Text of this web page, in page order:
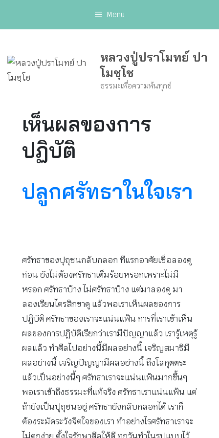
Menu
หลวงปู่ปราโมทย์ ปา
โมชฺโช
ธรรมะเพื่อความพ้นทุกข์
เห็นผลของการ
ปฏิบัติ
ปลูกศรัทธาในใจเรา
ศรัทธาของปุถุชนกลับกลอก ทีแรกอาศัยเชื่อลองดู
ก่อน ยังไม่ต้องศรัทธาเต็มร้อยหรอกเพราะไม่มี
หรอก ศรัทธาบ้าง ไม่ศรัทธาบ้าง แต่มาลองดู มา
ลองเรียนไตรสิกขาดู แล้วพอเราเห็นผลของการ
ปฏิบัติ ศรัทธาของเราจะแน่นแฟ้น การที่เราเข้าเห็น
ผลของการปฏิบัติเรียกว่าเรามีปัญญาแล้ว เรารู้เหตุรู้
ผลแล้ว ทำศีลไปอย่างนี้มีผลอย่างนี้ เจริญสมาธิมี
ผลอย่างนี้ เจริญปัญญามีผลอย่างนี้ ถึงโลกุตตระ
แล้วเป็นอย่างนี้ๆ ศรัทธาเราจะแน่นแฟ้นมากขึ้นๆ
พอเราเข้าถึงธรรมะที่แท้จริง ศรัทธาเราแน่นแฟ้น แต่
ถ้ายังเป็นปุถุชนอยู่ ศรัทธายังกลับกลอกได้ เราก็
ต้องระมัดระวังจิตใจของเรา ทำอย่างไรศรัทธาเราจะ